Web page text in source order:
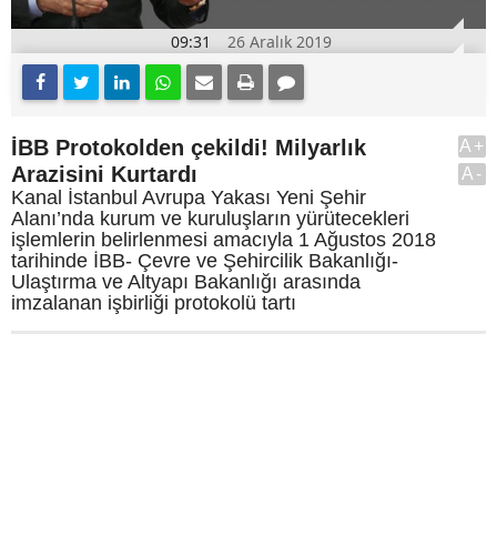
09:31 26 Aralık 2019
İBB Protokolden çekildi! Milyarlık
Arazisini Kurtardı
Kanal İstanbul Avrupa Yakası Yeni Şehir
Alanı’nda kurum ve kuruluşların yürütecekleri
işlemlerin belirlenmesi amacıyla 1 Ağustos 2018
tarihinde İBB- Çevre ve Şehircilik Bakanlığı-
Ulaştırma ve Altyapı Bakanlığı arasında
imzalanan işbirliği protokolü tartı
A+
A-